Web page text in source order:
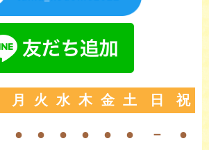
月 火 水 木 金 土 日 祝
● ● ● ● ● ● － ●